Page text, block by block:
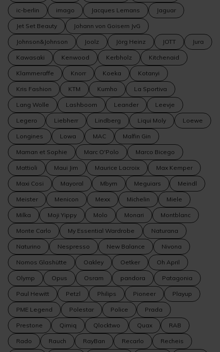
ic-berlin imago Jacques Lemans Jaguar
Jet Set Beauty Johann von Goisern JvG
Johnson&Johnson Joolz Jörg Heinz JOTT Jura
Kawasaki Kenwood Kerbholz Kitchenaid
Klammeraffe Knorr Koeka Kotanyi
Kris Fashion KTM Kumho La Sportiva
Lang Wolle Lashboom Leander Leevje
Legero Liebherr Lindberg Liqui Moly Loewe
Longines Lowa MAC Malfin Gin
Maman et Sophie Marc O'Polo Marco Bicego
Mattioli Maui Jim Maurice Lacroix Max Kemper
Maxi Cosi Mayoral Mbym Meguiars Meindl
Meister Menicon Mexx Michelin Miele
Milka Moji Yippy Molo Monari Montblanc
Monte Carlo My Essential Wardrobe Naturana
Naturino Nespresso New Balance Nivona
Nomos Glashütte Oakley Oetker Oh April
Olymp Opus Osram pandora Patagonia
Paul Hewitt Petzl Philips Pioneer Playup
PME Legend Polestar Police Prada
Prestone Qimiq Qlocktwo Quax RAB
Rado Rauch RayBan Recarlo Recheis